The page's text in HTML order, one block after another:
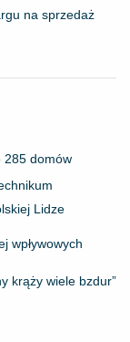
na sprzedaż
285 domów
Lidze
wpływowych
krąży wiele bzdur”